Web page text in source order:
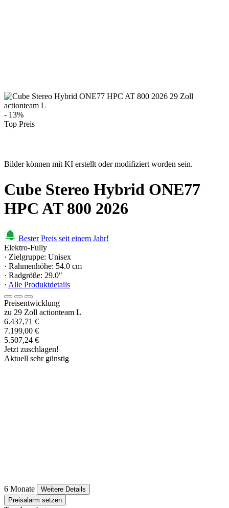
- 13%
Top Preis
Bilder können mit KI erstellt oder modifiziert worden sein.
Cube Stereo Hybrid ONE77
HPC AT 800 2026
Bester Preis seit einem Jahr!
Elektro-Fully
· Zielgruppe: Unisex
· Rahmenhöhe: 54.0 cm
· Radgröße: 29.0"
· Alle Produktdetails
Preisentwicklung
zu 29 Zoll actionteam L
6.437,71 €
7.199,00 €
5.507,24 €
Jetzt zuschlagen!
Aktuell sehr günstig
6 Monate
Weitere Details
Preisalarm setzen